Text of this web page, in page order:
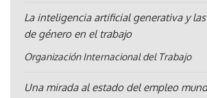
La inteligencia artificial generativa y
de género en el trabajo
Organización Internacional del Trabajo
Una mirada al estado del empleo